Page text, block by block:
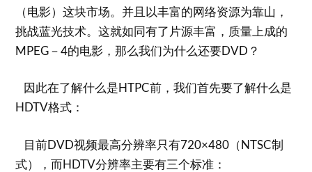
（电影）这块市场。并且以丰富的网络资源为靠山，
挑战蓝光技术。这就如同有了片源丰富，质量上成的
MPEG－4的电影，那么我们为什么还要DVD？
因此在了解什么是HTPC前，我们首先要了解什么是
HDTV格式：
目前DVD视频最高分辨率只有720×480（NTSC制
式），而HDTV分辨率主要有三个标准：